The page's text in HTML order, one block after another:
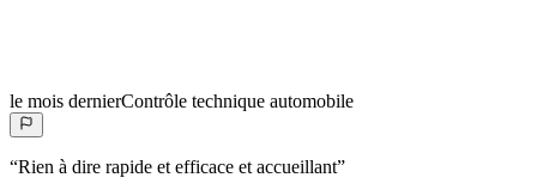
le mois dernierContrôle technique automobile
“Rien à dire rapide et efficace et accueillant”